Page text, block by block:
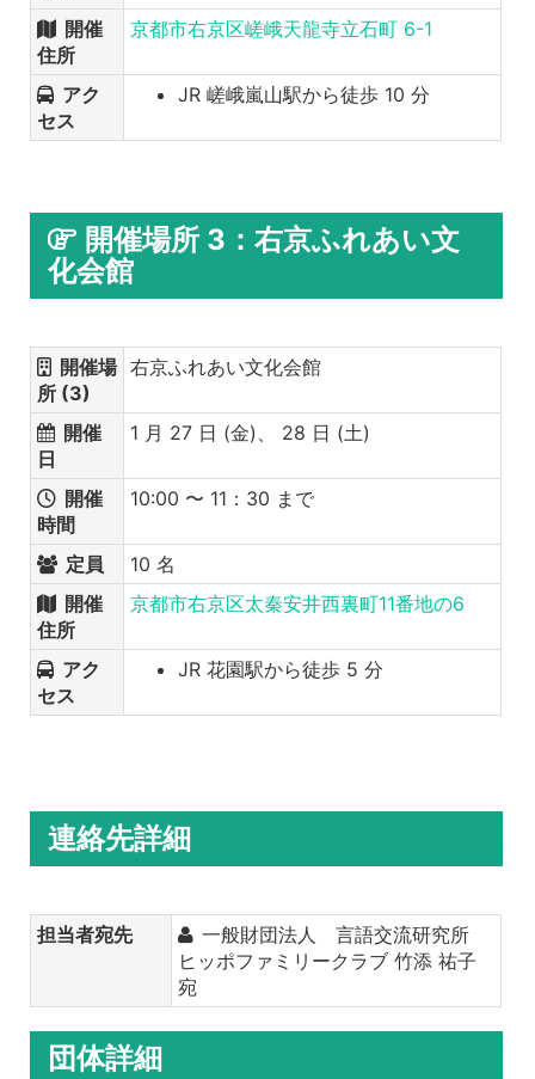
開催
住所
京都市右京区嵯峨天龍寺立石町 6-1
アク
セス
JR 嵯峨嵐山駅から徒歩 10 分
開催場所 3：右京ふれあい文
化会館
開催場
所 (3)
右京ふれあい文化会館
開催
日
1 月 27 日 (金)、 28 日 (土)
開催
時間
10:00 〜 11：30 まで
定員
10 名
開催
住所
京都市右京区太秦安井西裏町11番地の6
アク
セス
JR 花園駅から徒歩 5 分
連絡先詳細
担当者宛先
一般財団法人 言語交流研究所
ヒッポファミリークラブ 竹添 祐子
宛
団体詳細